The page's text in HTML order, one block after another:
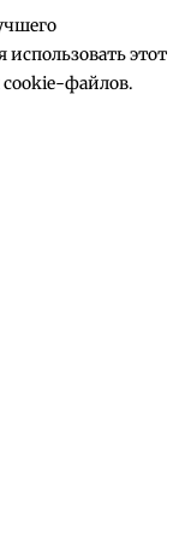
этот
cookie-файлов.